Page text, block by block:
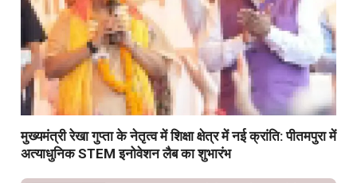
मुख्यमंत्री रेखा गुप्ता के नेतृत्व में शिक्षा क्षेत्र में नई क्रांति: पीतमपुरा में
अत्याधुनिक STEM इनोवेशन लैब का शुभारंभ